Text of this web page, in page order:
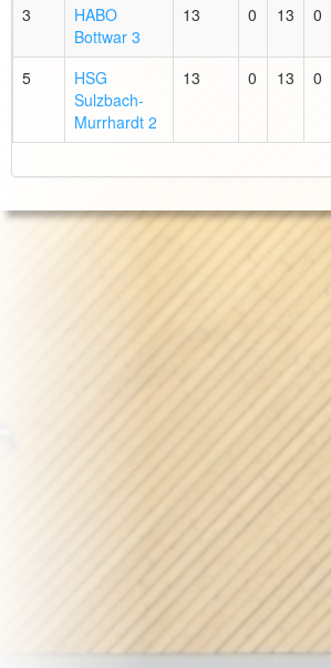
3
HABO
Bottwar 3
13 0 13 0
5
HSG
Sulzbach-
Murrhardt 2
13 0 13 0